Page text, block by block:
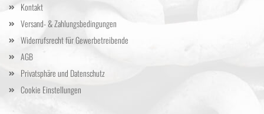
Kontakt
Versand- & Zahlungsbedingungen
Widerrufsrecht für Gewerbetreibende
AGB
Privatsphäre und Datenschutz
Cookie Einstellungen